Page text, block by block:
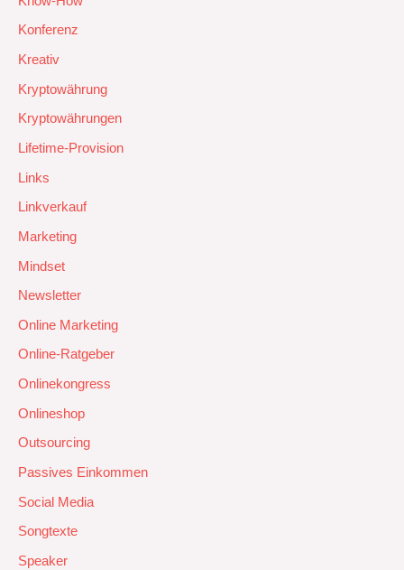
Konferenz
Kreativ
Kryptowährung
Kryptowährungen
Lifetime-Provision
Links
Linkverkauf
Marketing
Mindset
Newsletter
Online Marketing
Online-Ratgeber
Onlinekongress
Onlineshop
Outsourcing
Passives Einkommen
Social Media
Songtexte
Speaker